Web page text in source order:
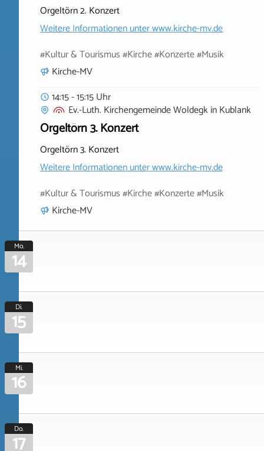
Orgeltörn 2. Konzert
Weitere Informationen unterwww.kirche-mv.de
#Kultur & Tourismus #Kirche #Konzerte #Musik
Kirche-MV
14:15 - 15:15 Uhr
Ev.-Luth. Kirchengemeinde WoldegkinKublank
Orgeltörn 3. Konzert
Orgeltörn 3. Konzert
Weitere Informationen unterwww.kirche-mv.de
#Kultur & Tourismus #Kirche #Konzerte #Musik
Kirche-MV
Mo.
14
Di.
15
Mi.
16
Do.
17